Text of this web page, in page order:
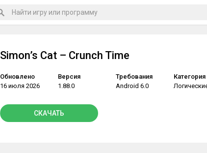
Simon’s Cat – Crunch Time
Обновлено
16 июля 2026
Версия
1.88.0
Требования
Android 6.0
Категория
СКАЧАТЬ